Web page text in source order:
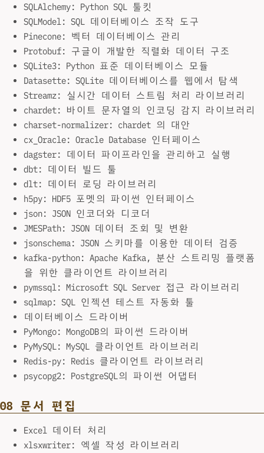
SQLAlchemy: Python SQL 툴킷
SQLModel: SQL 데이터베이스 조작 도구
Pinecone: 벡터 데이터베이스 관리
Protobuf: 구글이 개발한 직렬화 데이터 구조
SQLite3: Python 표준 데이터베이스 모듈
Datasette: SQLite 데이터베이스를 웹에서 탐색
Streamz: 실시간 데이터 스트림 처리 라이브러리
chardet: 바이트 문자열의 인코딩 감지 라이브러리
charset-normalizer: chardet 의 대안
cx_Oracle: Oracle Database 인터페이스
dagster: 데이터 파이프라인을 관리하고 실행
dbt: 데이터 빌드 툴
dlt: 데이터 로딩 라이브러리
h5py: HDF5 포멧의 파이썬 인터페이스
json: JSON 인코더와 디코더
JMESPath: JSON 데이터 조회 및 변환
jsonschema: JSON 스키마를 이용한 데이터 검증
kafka-python: Apache Kafka, 분산 스트리밍 플랫폼
을 위한 클라이언트 라이브러리
pymssql: Microsoft SQL Server 접근 라이브러리
sqlmap: SQL 인젝션 테스트 자동화 툴
데이터베이스 드라이버
PyMongo: MongoDB의 파이썬 드라이버
PyMySQL: MySQL 클라이언트 라이브러리
Redis-py: Redis 클라이언트 라이브러리
psycopg2: PostgreSQL의 파이썬 어댑터
08 문서 편집
Excel 데이터 처리
xlsxwriter: 엑셀 작성 라이브러리